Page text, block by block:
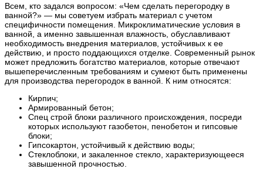
Всем, кто задался вопросом: «Чем сделать перегородку в
ванной?» — мы советуем избрать материал с учетом
специфичности помещения. Микроклиматические условия в
ванной, а именно завышенная влажность, обуславливают
необходимость внедрения материалов, устойчивых к ее
действию, и просто поддающихся отделке. Современный рынок
может предложить богатство материалов, которые отвечают
вышеперечисленным требованиям и сумеют быть применены
для производства перегородок в ванной. К ним относятся:
Кирпич;
Армированный бетон;
Спец строй блоки различного происхождения, посреди
которых используют газобетон, пенобетон и гипсовые
блоки;
Гипсокартон, устойчивый к действию воды;
Стеклоблоки, и закаленное стекло, характеризующееся
завышенной прочностью.